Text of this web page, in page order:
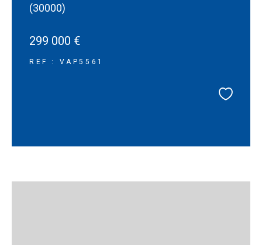
(30000)
299 000 €
REF : VAP5561